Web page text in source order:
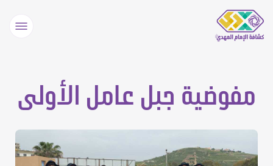
مفوضية جبل عامل الأولى